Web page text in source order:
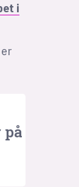
i
på